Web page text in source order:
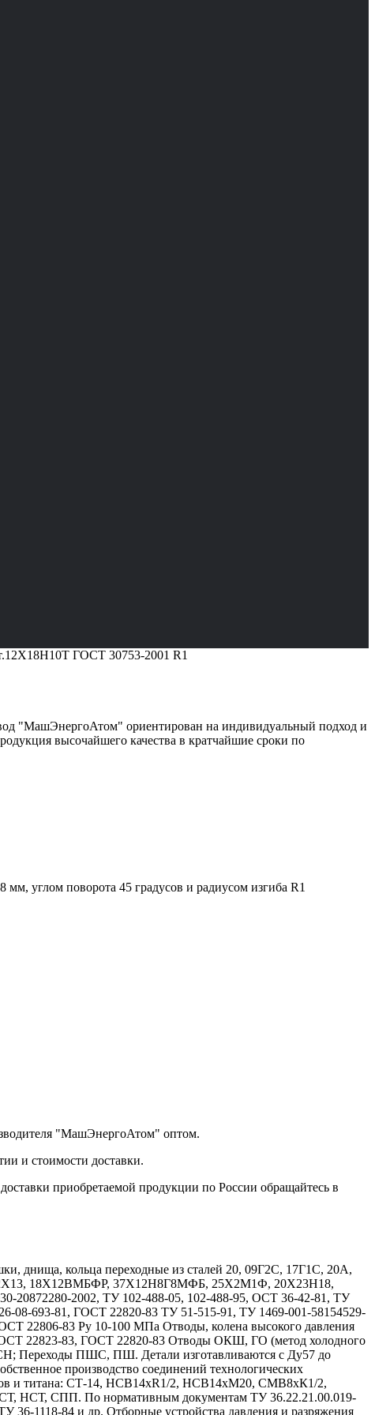
ГОСТ 30753-2001 R1
"МашЭнергоАтом" ориентирован на индивидуальный подход и
высочайшего качества в кратчайшие сроки по
углом поворота 45 градусов и радиусом изгиба R1
"МашЭнергоАтом" оптом.
и стоимости доставки.
приобретаемой продукции по России обращайтесь в
кольца переходные из сталей 20, 09Г2С, 17Г1С, 20А,
18Х12ВМБФР, 37Х12Н8Г8МФБ, 25Х2М1Ф, 20Х23Н18,
20872280-2002, ТУ 102-488-05, 102-488-95, ОСТ 36-42-81, ТУ
08-693-81, ГОСТ 22820-83 ТУ 51-515-91, ТУ 1469-001-58154529-
22806-83 Ру 10-100 МПа Отводы, колена высокого давления
22823-83, ГОСТ 22820-83 Отводы ОКШ, ГО (метод холодного
Переходы ПШС, ПШ. Детали изготавливаются с Ду57 до
производство соединений технологических
и титана: СТ-14, НСВ14хR1/2, НСВ14хМ20, СМВ8хК1/2,
СПП. По нормативным документам ТУ 36.22.21.00.019-
1118-84 и др. Отборные устройства давления и разряжения